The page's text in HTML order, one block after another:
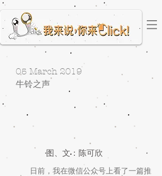
05 March 2019
​牛铃之声
日前，我在微信公众号上看了一篇推
图、文：陈可欣